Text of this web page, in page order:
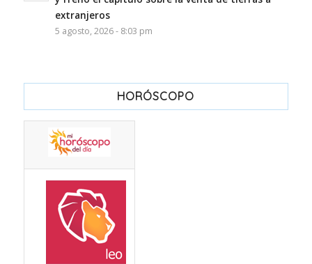
extranjeros
5 agosto, 2026 - 8:03 pm
HORÓSCOPO